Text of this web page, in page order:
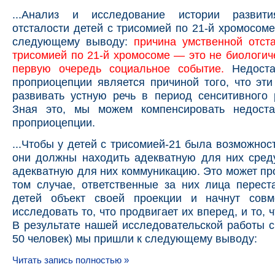
...Анализ и исследование истории
отсталости детей с трисомией по 21-й
следующему выводу: причина умственной
трисомией по 21-й хромосоме — это не
первую очередь социальное событие.
проприоцепции является причиной того, что
развивать устную речь в период сенситивного
Зная это, мы можем компенсировать
проприоцепции.
...Чтобы у детей с трисомией-21 была
они должны находить адекватную для них
адекватную для них коммуникацию. Это может
том случае, ответственные за них лица
детей объект своей проекции и начнут
исследовать то, что продвигает их вперед, и то,
В результате нашей исследовательской работы
50 человек) мы пришли к следующему выводу:
Читать запись полностью »